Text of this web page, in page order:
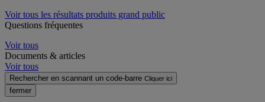
Voir tous les résultats produits grand public
Questions fréquentes
Voir tous
Documents & articles
Voir tous
Rechercher en scannant un code-barre Cliquer ici
fermer